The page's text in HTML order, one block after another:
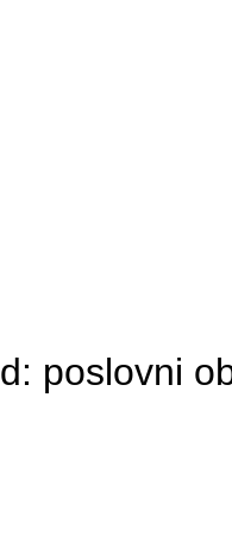
poslovni